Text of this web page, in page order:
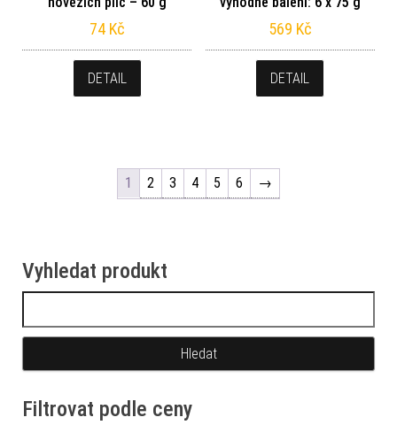
74 Kč
DETAIL
569 Kč
DETAIL
1 2 3 4 5 6 →
Vyhledat produkt
Filtrovat podle ceny